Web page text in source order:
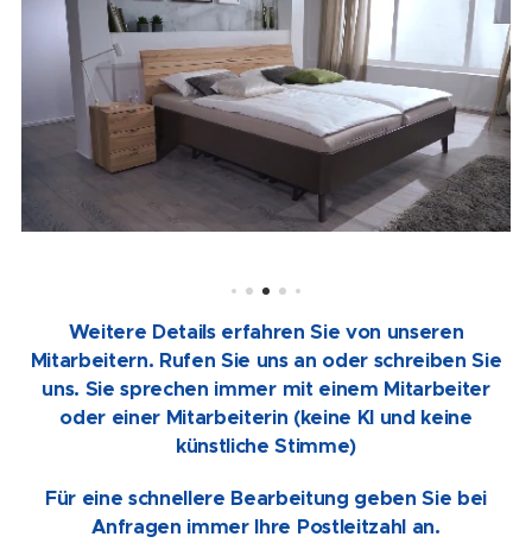
Weitere Details erfahren Sie von unseren
Mitarbeitern. Rufen Sie uns an oder schreiben Sie
uns. Sie sprechen immer mit einem Mitarbeiter
oder einer Mitarbeiterin (keine KI und keine
künstliche Stimme)
Für eine schnellere Bearbeitung geben Sie bei
Anfragen immer Ihre Postleitzahl an.